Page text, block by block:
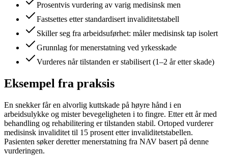
Prosentvis vurdering av varig medisinsk men
Fastsettes etter standardisert invaliditetstabell
Skiller seg fra arbeidsuførhet: måler medisinsk tap isolert
Grunnlag for menerstatning ved yrkesskade
Vurderes når tilstanden er stabilisert (1–2 år etter skade)
Eksempel fra praksis
En snekker får en alvorlig kuttskade på høyre hånd i en
arbeidsulykke og mister bevegeligheten i to fingre. Etter ett år med
behandling og rehabilitering er tilstanden stabil. Ortoped vurderer
medisinsk invaliditet til 15 prosent etter invaliditetstabellen.
Pasienten søker deretter menerstatning fra NAV basert på denne
vurderingen.